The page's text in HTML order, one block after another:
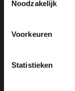
Noodzakelijk
Voorkeuren
Statistieken